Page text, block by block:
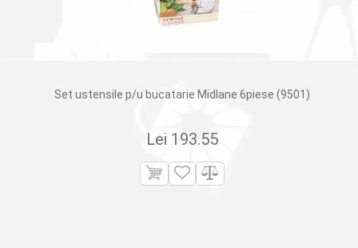
Set ustensile p/u bucatarie Midlane 6piese (9501)
Lei 193.55